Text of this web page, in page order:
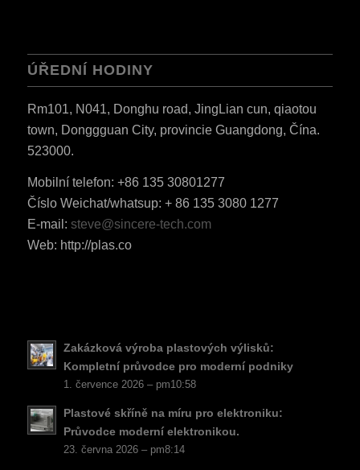
ÚŘEDNÍ HODINY
Rm101, N041, Donghu road, JingLian cun, qiaotou
town, Donggguan City, provincie Guangdong, Čína.
523000.
Mobilní telefon: +86 135 30801277
Číslo Weichat/whatsup: + 86 135 3080 1277
E-mail: steve@sincere-tech.com
Web: http://plas.co
Zakázková výroba plastových výlisků:
Kompletní průvodce pro moderní podniky
1. července 2026 – pm10:58
Plastové skříně na míru pro elektroniku:
Průvodce moderní elektronikou.
23. června 2026 – pm8:14
JA
KO
DA
FI
HU
ES_MX